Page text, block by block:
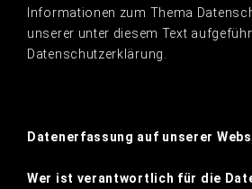
Informationen zum Thema
unserer unter diesem Text
Datenschutzerklärung.
Datenerfassung auf unserer
Wer ist verantwortlich für die